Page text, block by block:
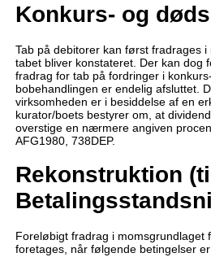
Konkurs- og
Tab på debitorer kan først fradrages
tabet bliver konstateret. Der kan dog
fradrag for tab på fordringer i
bobehandlingen er endelig afsluttet.
virksomheden er i besiddelse af en
kurator/boets bestyrer om, at
overstige en nærmere angiven
AFG1980, 738DEP.
Rekonstruktion
Foreløbigt fradrag i momsgrundlaget
foretages, når følgende betingelser